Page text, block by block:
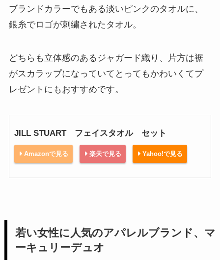
ブランドカラーでもある淡いピンクのタオルに、
銀糸でロゴが刺繍されたタオル。
どちらも立体感のあるジャガード織り、片方は裾
がスカラップになっていてとってもかわいくてプ
レゼントにもおすすめです。
JILL STUART フェイスタオル セット
Amazonで見る 楽天で見る Yahoo!で見る
若い女性に人気のアパレルブランド、マ
ーキュリーデュオ